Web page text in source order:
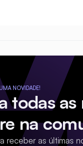
NOVIDADE!
todas
na
receber as últimas